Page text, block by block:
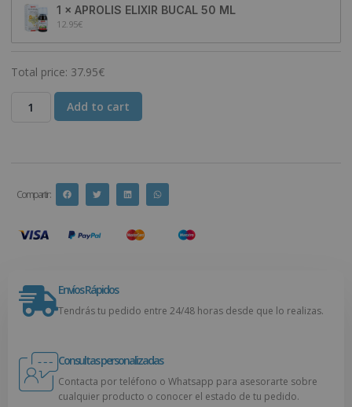
1 × APROLIS ELIXIR BUCAL 50 ML
12.95€
Total price: 37.95€
Add to cart
Compartir :
Envíos Rápidos
Tendrás tu pedido entre 24/48 horas desde que lo realizas.
Consultas personalizadas
Contacta por teléfono o Whatsapp para asesorarte sobre
cualquier producto o conocer el estado de tu pedido.